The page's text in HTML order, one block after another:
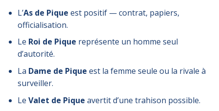
L’As de Pique est positif — contrat, papiers,
officialisation.
Le Roi de Pique représente un homme seul
d’autorité.
La Dame de Pique est la femme seule ou la rivale à
surveiller.
Le Valet de Pique avertit d’une trahison possible.